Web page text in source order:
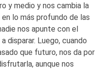
y medio y nos cambia la
lo más profundo de las
nos apunte con el
disparar. Luego, cuando
que futuro, nos da por
aunque nos